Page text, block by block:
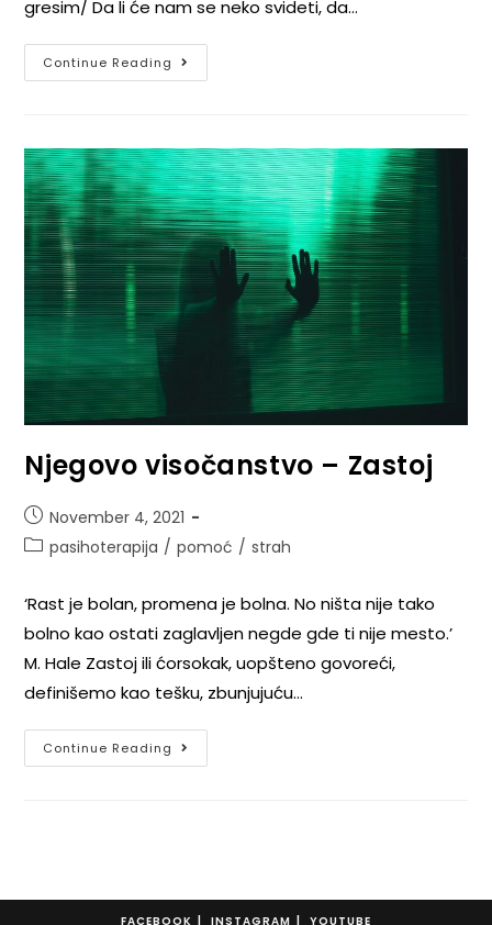
gresim/ Da li će nam se neko svideti, da…
Continue Reading
Njegovo visočanstvo – Zastoj
November 4, 2021
pasihoterapija / pomoć / strah
‘Rast je bolan, promena je bolna. No ništa nije tako
bolno kao ostati zaglavljen negde gde ti nije mesto.’
M. Hale Zastoj ili ćorsokak, uopšteno govoreći,
definišemo kao tešku, zbunjujuću…
Continue Reading
FACEBOOK INSTAGRAM YOUTUBE